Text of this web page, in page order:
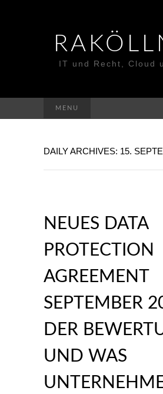
IT und Recht, Cloud
MENU
DAILY ARCHIVES: 15.
NEUES DATA
PROTECTION
AGREEMENT
SEPTEMBER
DER
UND WAS